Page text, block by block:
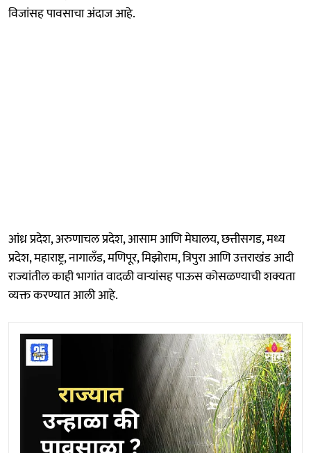
विजांसह पावसाचा अंदाज आहे.
आंध्र प्रदेश, अरुणाचल प्रदेश, आसाम आणि मेघालय, छत्तीसगड, मध्य
प्रदेश, महाराष्ट्र, नागालँड, मणिपूर, मिझोराम, त्रिपुरा आणि उत्तराखंड आदी
राज्यांतील काही भागांत वादळी वाऱ्यांसह पाऊस कोसळण्याची शक्यता
व्यक्त करण्यात आली आहे.